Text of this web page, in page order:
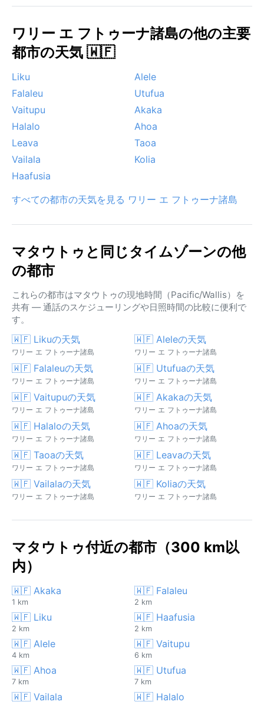
ワリー エ フトゥーナ諸島の他の主要
都市の天気 🇼🇫
Liku
Alele
Falaleu
Utufua
Vaitupu
Akaka
Halalo
Ahoa
Leava
Taoa
Vailala
Kolia
Haafusia
すべての都市の天気を見る ワリー エ フトゥーナ諸島
マタウトゥと同じタイムゾーンの他
の都市
これらの都市はマタウトゥの現地時間（Pacific/Wallis）を
共有 — 通話のスケジューリングや日照時間の比較に便利で
す。
🇼🇫 Likuの天気
ワリー エ フトゥーナ諸島
🇼🇫 Aleleの天気
ワリー エ フトゥーナ諸島
🇼🇫 Falaleuの天気
ワリー エ フトゥーナ諸島
🇼🇫 Utufuaの天気
ワリー エ フトゥーナ諸島
🇼🇫 Vaitupuの天気
ワリー エ フトゥーナ諸島
🇼🇫 Akakaの天気
ワリー エ フトゥーナ諸島
🇼🇫 Halaloの天気
ワリー エ フトゥーナ諸島
🇼🇫 Ahoaの天気
ワリー エ フトゥーナ諸島
🇼🇫 Taoaの天気
ワリー エ フトゥーナ諸島
🇼🇫 Leavaの天気
ワリー エ フトゥーナ諸島
🇼🇫 Vailalaの天気
ワリー エ フトゥーナ諸島
🇼🇫 Koliaの天気
ワリー エ フトゥーナ諸島
マタウトゥ付近の都市（300 km以
内）
🇼🇫 Akaka
1 km
🇼🇫 Falaleu
2 km
🇼🇫 Liku
2 km
🇼🇫 Haafusia
2 km
🇼🇫 Alele
4 km
🇼🇫 Vaitupu
6 km
🇼🇫 Ahoa
7 km
🇼🇫 Utufua
7 km
🇼🇫 Vailala 🇼🇫 Halalo